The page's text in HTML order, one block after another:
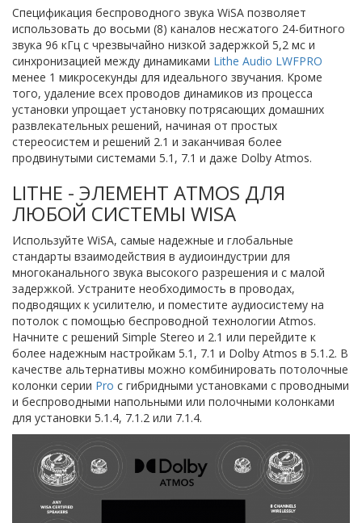
Спецификация беспроводного звука WiSA позволяет
использовать до восьми (8) каналов несжатого 24-битного
звука 96 кГц с чрезвычайно низкой задержкой 5,2 мс и
синхронизацией между динамиками Lithe Audio LWFPRO
менее 1 микросекунды для идеального звучания. Кроме
того, удаление всех проводов динамиков из процесса
установки упрощает установку потрясающих домашних
развлекательных решений, начиная от простых
стереосистем и решений 2.1 и заканчивая более
продвинутыми системами 5.1, 7.1 и даже Dolby Atmos.
LITHE - ЭЛЕМЕНТ ATMOS ДЛЯ
ЛЮБОЙ СИСТЕМЫ WISA
Используйте WiSA, самые надежные и глобальные
стандарты взаимодействия в аудиоиндустрии для
многоканального звука высокого разрешения и с малой
задержкой. Устраните необходимость в проводах,
подводящих к усилителю, и поместите аудиосистему на
потолок с помощью беспроводной технологии Atmos.
Начните с решений Simple Stereo и 2.1 или перейдите к
более надежным настройкам 5.1, 7.1 и Dolby Atmos в 5.1.2. В
качестве альтернативы можно комбинировать потолочные
колонки серии Pro с гибридными установками с проводными
и беспроводными напольными или полочными колонками
для установки 5.1.4, 7.1.2 или 7.1.4.